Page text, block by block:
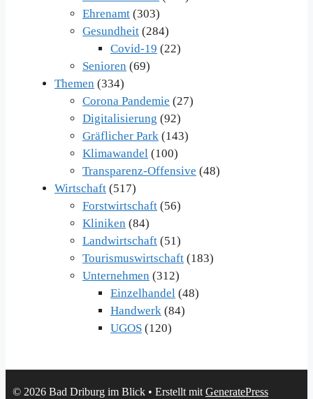
Ehrenamt (303)
Gesundheit (284)
Covid-19 (22)
Senioren (69)
Themen (334)
Corona Pandemie (27)
Digitalisierung (92)
Gräflicher Park (143)
Klimawandel (100)
Transparenz-Offensive (48)
Wirtschaft (517)
Forstwirtschaft (56)
Kliniken (84)
Landwirtschaft (51)
Tourismuswirtschaft (183)
Unternehmen (312)
Einzelhandel (48)
Handwerk (84)
UGOS (120)
© 2026 Bad Driburg im Blick • Erstellt mit GeneratePress